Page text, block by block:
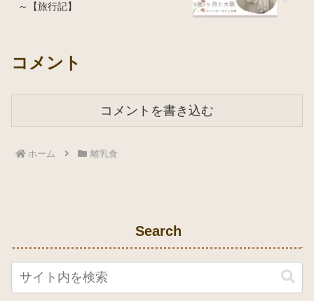
～【旅行記】
コメント
コメントを書き込む
ホーム 離乳食
Search